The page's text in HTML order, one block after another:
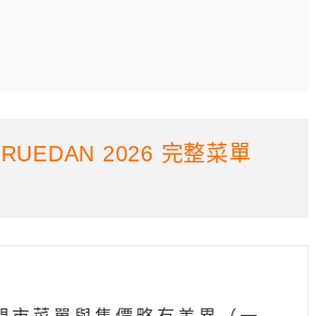
2026 完整菜單